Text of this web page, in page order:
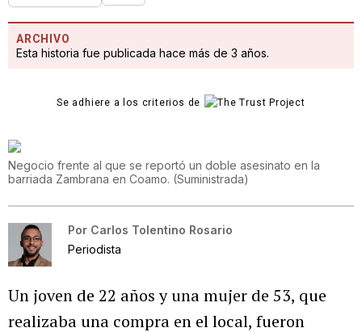
ARCHIVO
Esta historia fue publicada hace más de 3 años.
Se adhiere a los criterios de
Negocio frente al que se reportó un doble asesinato en la
barriada Zambrana en Coamo. (Suministrada)
Por Carlos Tolentino Rosario
Periodista
Un joven de 22 años y una mujer de 53, que
realizaba una compra en el local, fueron